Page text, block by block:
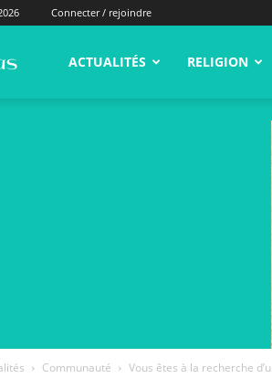
Connecter / rejoindre
alNas.fr ACTUALITÉS RELIGION
Communauté Vous êtes à la recherche